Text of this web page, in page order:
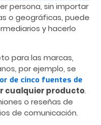
persona, sin importar
o geográficas, puede
y hacerlo
para las marcas,
por ejemplo, se
de cinco fuentes de
cualquier producto.
o reseñas de
de comunicación.